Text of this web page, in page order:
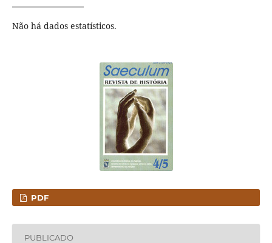
Não há dados estatísticos.
PDF
PUBLICADO